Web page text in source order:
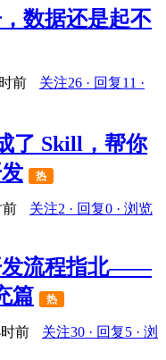
数据还是起不
前
关注26 · 回复11 ·
了 Skill，帮你
热
前
关注2 · 回复0 · 浏览
发流程指北——
篇
热
前
关注30 · 回复5 · 浏